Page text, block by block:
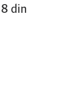
din